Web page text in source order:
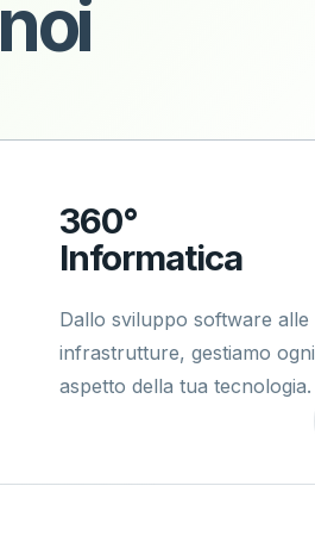
noi
360°
Informatica
Dallo sviluppo software alle
infrastrutture, gestiamo ogni
aspetto della tua tecnologia.